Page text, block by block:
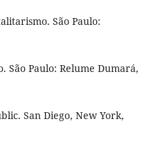
São Paulo:
São Paulo: Relume Dumará,
San Diego, New York,